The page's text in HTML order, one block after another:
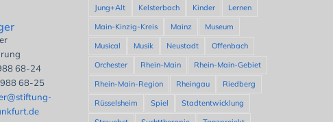
68-24
68-25
Jung+Alt
Kelsterbach Kinder
Lernen
Main-Kinzig-Kreis
Mainz
Museum
Musical
Musik Neustadt
Offenbach
Orchester
Rhein-Main
Rhein-Main-Gebiet
Rhein-Main-Region
Rheingau
Riedberg
Rüsselsheim
Spiel
Stadtentwicklung